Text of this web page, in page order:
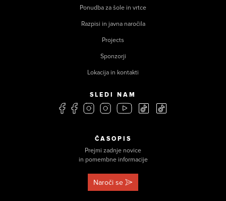
Ponudba za šole in vrtce
Razpisi in javna naročila
Projects
Sponzorji
Lokacija in kontakti
SLEDI NAM
ČASOPIS
Prejmi zadnje novice
in pomembne informacije
Naroči se